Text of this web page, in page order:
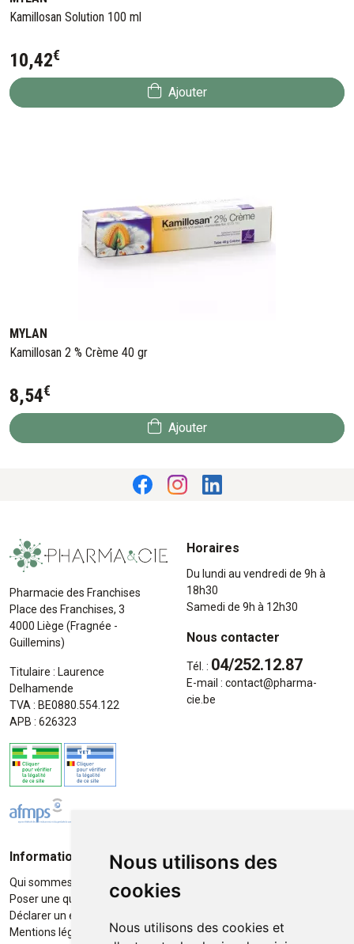
Nous utilisons des
cookies
Nous utilisons des cookies et
Kamillosan Solution 100 ml
10,42€
Ajouter
MYLAN
Kamillosan 2 % Crème 40 gr
8,54€
Ajouter
Pharmacie des Franchises
Place des Franchises, 3
4000 Liège (Fragnée -
Guillemins)
Titulaire : Laurence
Delhamende
TVA : BE0880.554.122
APB : 626323
Horaires
Du lundi au vendredi de 9h à
18h30
Samedi de 9h à 12h30
Nous contacter
Tél. : 04/252.12.87
E-mail : contact@pharma-
cie.be
Informations
Qui sommes-nous ?
Poser une question
Déclarer un effet indésirable
Mentions légales
Moyens de paiement